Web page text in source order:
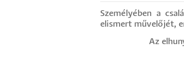
Személyében a
elismert művelőjét,
Az